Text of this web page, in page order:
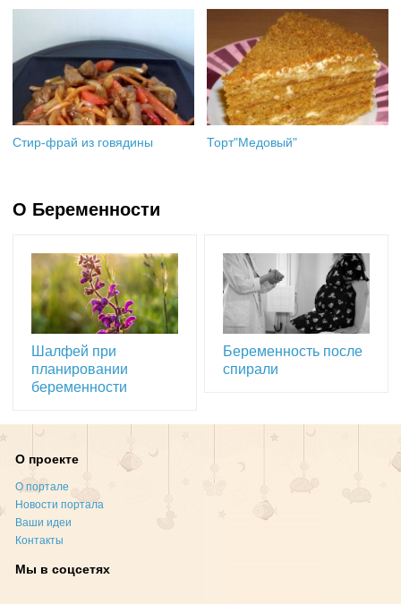
Стир-фрай из говядины Торт"Медовый"
О Беременности
Шалфей при
планировании
беременности
Беременность после
спирали
О проекте
О портале
Новости портала
Ваши идеи
Контакты
Мы в соцсетях